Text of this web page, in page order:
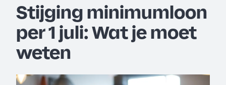
Stijging minimumloon
per 1 juli: Wat je moet
weten